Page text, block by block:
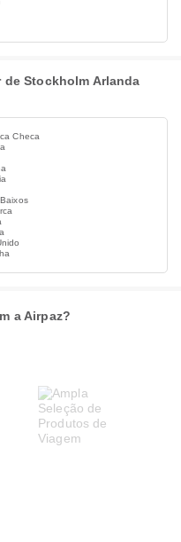
Stockholm Arlanda
Checa
a Airpaz?